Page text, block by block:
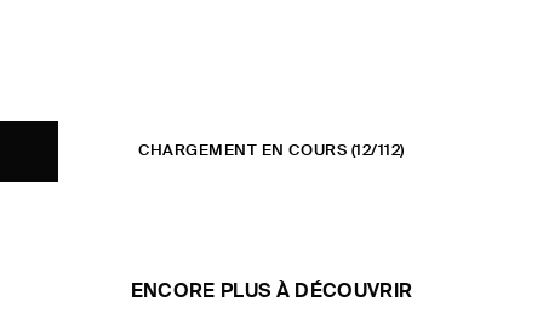
CHARGEMENT EN COURS (12/112)
ENCORE PLUS À DÉCOUVRIR